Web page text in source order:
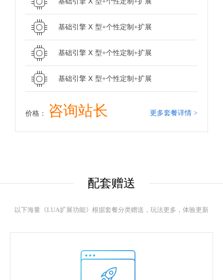
基础引擎 Ⅹ 型+个性定制+扩展
基础引擎 Ⅹ 型+个性定制+扩展
基础引擎 Ⅹ 型+个性定制+扩展
价格： 咨询站长 更多套餐详情 >
配套赠送
以下海量《LUA扩展功能》根据套餐分类赠送，玩法更多，体验更新